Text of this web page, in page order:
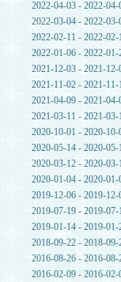
2022-04-03 - 2022-04-
2022-03-04 - 2022-03-
2022-02-11 - 2022-02-
2022-01-06 - 2022-01-
2021-12-03 - 2021-12-
2021-11-02 - 2021-11-
2021-04-09 - 2021-04-
2021-03-11 - 2021-03-
2020-10-01 - 2020-10-
2020-05-14 - 2020-05-
2020-03-12 - 2020-03-
2020-01-04 - 2020-01-
2019-12-06 - 2019-12-
2019-07-19 - 2019-07-
2019-01-14 - 2019-01-
2018-09-22 - 2018-09-
2016-08-26 - 2016-08-
2016-02-09 - 2016-02-